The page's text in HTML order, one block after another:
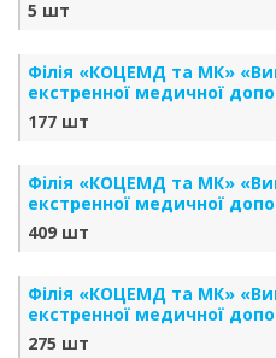
5 шт
Філія «КОЦЕМД та МК»
екстренної медичної
177 шт
Філія «КОЦЕМД та МК»
екстренної медичної
409 шт
Філія «КОЦЕМД та МК»
екстренної медичної
275 шт